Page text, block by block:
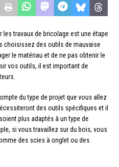
travaux de bricolage est une étape
choisissez des outils de mauvaise
le matériau et de ne pas obtenir le
vos outils, il est important de
du type de projet que vous allez
des outils spécifiques et il
plus adaptés à un type de
si vous travaillez sur du bois, vous
des scies à onglet ou des